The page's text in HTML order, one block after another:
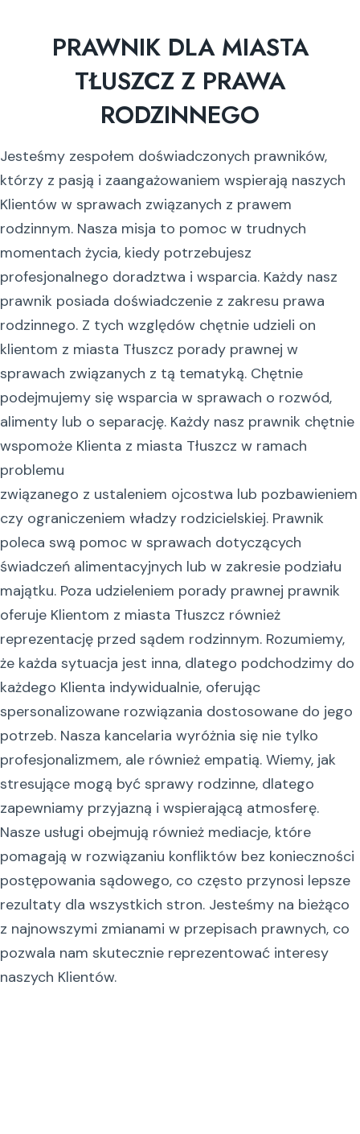
PRAWNIK DLA MIASTA
TŁUSZCZ Z PRAWA
RODZINNEGO
Jesteśmy zespołem doświadczonych prawników,
którzy z pasją i zaangażowaniem wspierają naszych
Klientów w sprawach związanych z prawem
rodzinnym. Nasza misja to pomoc w trudnych
momentach życia, kiedy potrzebujesz
profesjonalnego doradztwa i wsparcia. Każdy nasz
prawnik posiada doświadczenie z zakresu prawa
rodzinnego. Z tych względów chętnie udzieli on
klientom z miasta Tłuszcz porady prawnej w
sprawach związanych z tą tematyką. Chętnie
podejmujemy się wsparcia w sprawach o rozwód,
alimenty lub o separację. Każdy nasz prawnik chętnie
wspomoże Klienta z miasta Tłuszcz w ramach
problemu
związanego z ustaleniem ojcostwa lub pozbawieniem
czy ograniczeniem władzy rodzicielskiej. Prawnik
poleca swą pomoc w sprawach dotyczących
świadczeń alimentacyjnych lub w zakresie podziału
majątku. Poza udzieleniem porady prawnej prawnik
oferuje Klientom z miasta Tłuszcz również
reprezentację przed sądem rodzinnym. Rozumiemy,
że każda sytuacja jest inna, dlatego podchodzimy do
każdego Klienta indywidualnie, oferując
spersonalizowane rozwiązania dostosowane do jego
potrzeb. Nasza kancelaria wyróżnia się nie tylko
profesjonalizmem, ale również empatią. Wiemy, jak
stresujące mogą być sprawy rodzinne, dlatego
zapewniamy przyjazną i wspierającą atmosferę.
Nasze usługi obejmują również mediacje, które
pomagają w rozwiązaniu konfliktów bez konieczności
postępowania sądowego, co często przynosi lepsze
rezultaty dla wszystkich stron. Jesteśmy na bieżąco
z najnowszymi zmianami w przepisach prawnych, co
pozwala nam skutecznie reprezentować interesy
naszych Klientów.